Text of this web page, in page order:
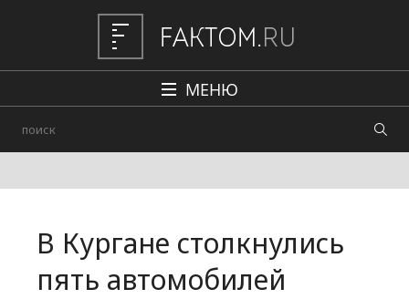
МЕНЮ
Авто
Происшествия
В Кургане столкнулись
пять автомобилей